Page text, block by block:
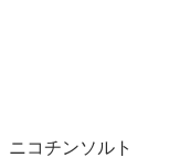
ニコチンソルト